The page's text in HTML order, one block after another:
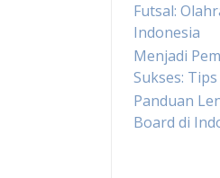
Futsal:
Indonesia
Menjadi
Sukses:
Panduan
Board di